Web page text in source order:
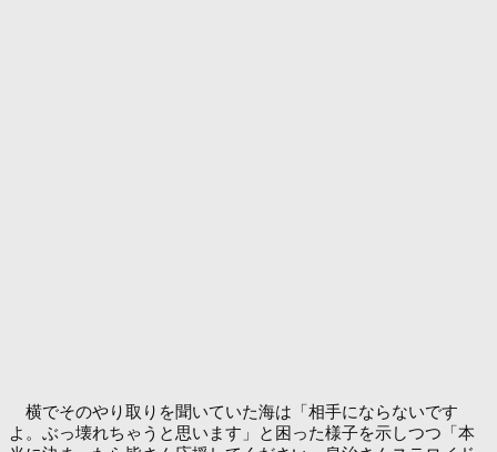
横でそのやり取りを聞いていた海は「相手にならないです
よ。ぶっ壊れちゃうと思います」と困った様子を示しつつ「本